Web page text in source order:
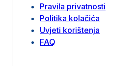
Pravila privatnosti
Politika kolačića
Uvjeti korištenja
FAQ